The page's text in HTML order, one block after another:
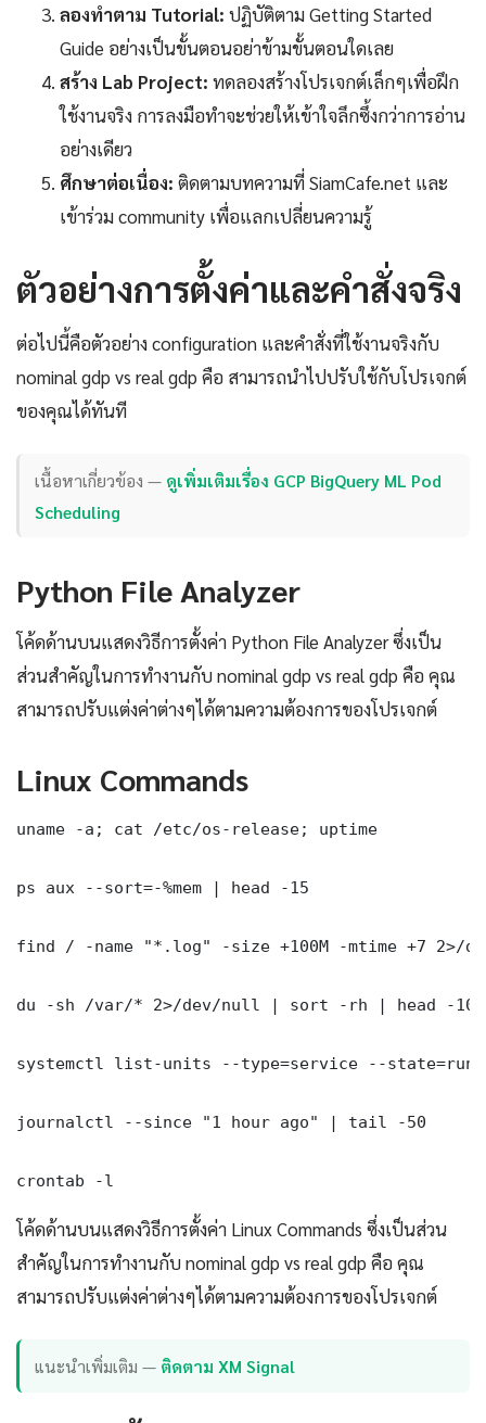
ลองทำตาม Tutorial: ปฏิบัติตาม Getting Started
Guide อย่างเป็นขั้นตอนอย่าข้ามขั้นตอนใดเลย
สร้าง Lab Project: ทดลองสร้างโปรเจกต์เล็กๆเพื่อฝึก
ใช้งานจริง การลงมือทำจะช่วยให้เข้าใจลึกซึ้งกว่าการอ่าน
อย่างเดียว
ศึกษาต่อเนื่อง: ติดตามบทความที่ SiamCafe.net และ
เข้าร่วม community เพื่อแลกเปลี่ยนความรู้
ตัวอย่างการตั้งค่าและคำสั่งจริง
ต่อไปนี้คือตัวอย่าง configuration และคำสั่งที่ใช้งานจริงกับ
nominal gdp vs real gdp คือ สามารถนำไปปรับใช้กับโปรเจกต์
ของคุณได้ทันที
เนื้อหาเกี่ยวข้อง — ดูเพิ่มเติมเรื่อง GCP BigQuery ML Pod
Scheduling
Python File Analyzer
โค้ดด้านบนแสดงวิธีการตั้งค่า Python File Analyzer ซึ่งเป็น
ส่วนสำคัญในการทำงานกับ nominal gdp vs real gdp คือ คุณ
สามารถปรับแต่งค่าต่างๆได้ตามความต้องการของโปรเจกต์
Linux Commands
uname -a; cat /etc/os-release; uptime
ps aux --sort=-%mem | head -15
find / -name "*.log" -size +100M -mtime +7 2>/
du -sh /var/* 2>/dev/null | sort -rh | head -10
systemctl list-units --type=service --
journalctl --since "1 hour ago" | tail -50
crontab -l
โค้ดด้านบนแสดงวิธีการตั้งค่า Linux Commands ซึ่งเป็นส่วน
สำคัญในการทำงานกับ nominal gdp vs real gdp คือ คุณ
สามารถปรับแต่งค่าต่างๆได้ตามความต้องการของโปรเจกต์
แนะนำเพิ่มเติม — ติดตาม XM Signal